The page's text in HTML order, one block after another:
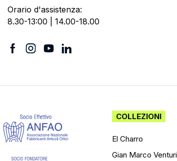
Orario d'assistenza:
8.30-13:00 | 14.00-18.00
COLLEZIONI
El Charro
Gian Marco Venturi